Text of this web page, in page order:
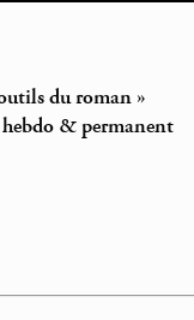
du roman »
hebdo & permanent